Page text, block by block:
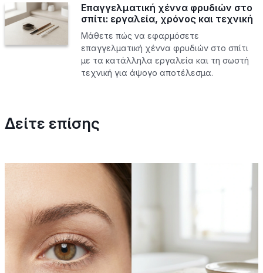
Επαγγελματική χέννα φρυδιών στο
σπίτι: εργαλεία, χρόνος και τεχνική
Μάθετε πώς να εφαρμόσετε
επαγγελματική χέννα φρυδιών στο σπίτι
με τα κατάλληλα εργαλεία και τη σωστή
τεχνική για άψογο αποτέλεσμα.
Δείτε επίσης